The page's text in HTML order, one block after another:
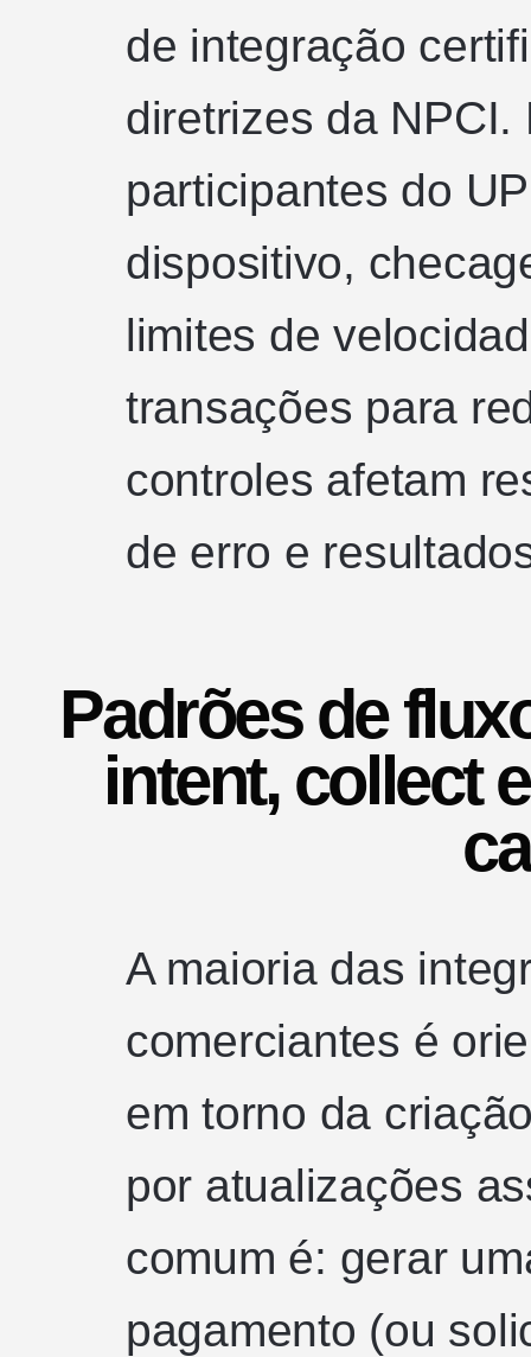
de integração
diretrizes da
participantes do
dispositivo,
limites de
transações para
controles afetam
de erro e
Padrões de
intent, collect
A maioria das
comerciantes é
em torno da
por atualizações
comum é: gerar
pagamento (ou